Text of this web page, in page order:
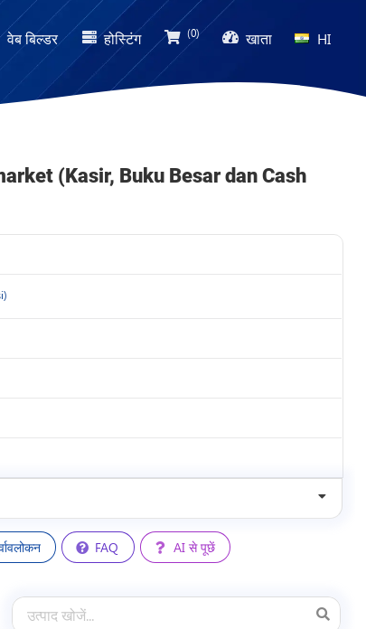
वेब बिल्डर होस्टिंग (0) खाता HI
(Kasir, Buku Besar dan Cash
FAQ AI से पूछें